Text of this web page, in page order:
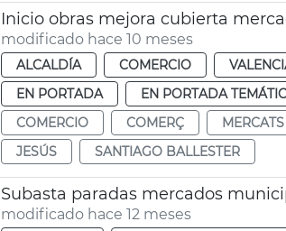
Inicio obras mejora cubierta
modificado hace 10 meses
ALCALDÍA COMERCIO
EN PORTADA
EN PORTADA
COMERCIO
COMERÇ
JESÚS
SANTIAGO BALLESTER
Subasta paradas mercados
modificado hace 12 meses